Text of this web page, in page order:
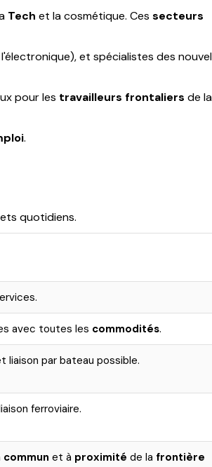
Tech et la cosmétique. Ces secteurs
et spécialistes des
pour les travailleurs frontaliers de la
.
quotidiens.
avec toutes les commodités.
liaison par bateau possible.
ferroviaire.
et à proximité de la frontière